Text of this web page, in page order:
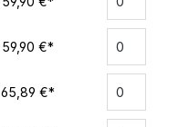
59,90 €*
65,89 €*